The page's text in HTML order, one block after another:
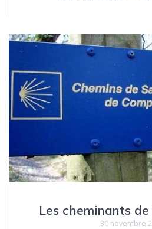
Les cheminants
30 novembre